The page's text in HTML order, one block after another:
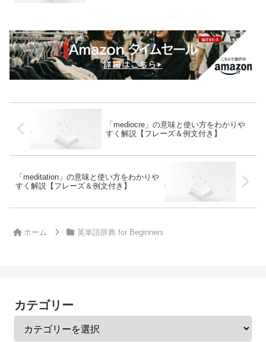
「mediocre」の意味と使い方をわかりや
すく解説【フレーズ＆例文付き】
「meditation」の意味と使い方をわかりや
すく解説【フレーズ＆例文付き】
ホーム 英単語辞典 for Beginners
カテゴリー